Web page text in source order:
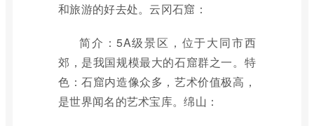
和旅游的好去处。云冈石窟：
简介：5A级景区，位于大同市西
郊，是我国规模最大的石窟群之一。特
色：石窟内造像众多，艺术价值极高，
是世界闻名的艺术宝库。绵山：